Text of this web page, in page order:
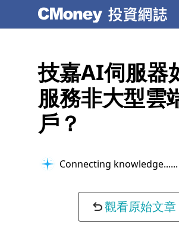
技嘉AI伺服器
服務非大型雲
戶？
Connecting knowledge...
觀看原始文章